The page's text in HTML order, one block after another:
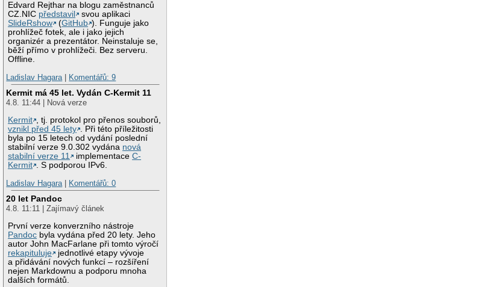
Edvard Rejthar na blogu zaměstnanců
CZ.NIC představil
svou aplikaci
SlideRshow
(GitHub ). Funguje jako
prohlížeč fotek, ale i jako jejich
organizér a prezentátor. Neinstaluje se,
běží přímo v prohlížeči. Bez serveru.
Offline.
Ladislav Hagara | Komentářů: 9
Kermit má 45 let. Vydán C-Kermit 11
4.8. 11:44 | Nová verze
Kermit , tj. protokol pro přenos souborů,
vznikl před 45 lety . Při této příležitosti
byla po 15 letech od vydání poslední
stabilní verze 9.0.302 vydána nová
stabilní verze 11
implementaceC-
Kermit . S podporou IPv6.
Ladislav Hagara | Komentářů: 0
20 let Pandoc
4.8. 11:11 | Zajímavý článek
První verze konverzního nástroje
Pandoc byla vydána před 20 lety. Jeho
autor John MacFarlane při tomto výročí
rekapituluje
jednotlivé etapy vývoje
a přidávání nových funkcí – rozšíření
nejen Markdownu a podporu mnoha
dalších formátů.